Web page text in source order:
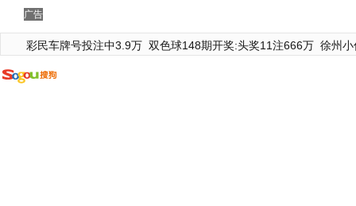
广告
彩民车牌号投注中3.9万 双色球148期开奖:头奖11注666万 徐州